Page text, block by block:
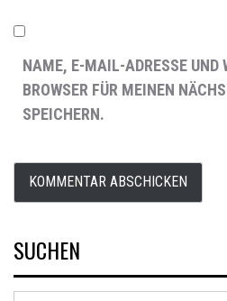
NAME, E-MAIL-ADRESSE UND
BROWSER FÜR MEINEN
SPEICHERN.
SUCHEN